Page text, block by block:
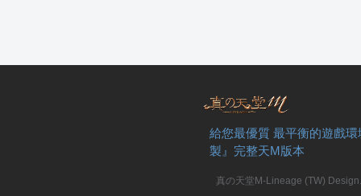
給您最優質 最平衡的遊戲
製』完整天M版本
真の天堂M-Lineage (TW)